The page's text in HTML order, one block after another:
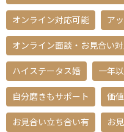
オンライン対応可能 ア
オンライン面談・お見合い
ハイステータス婚 一年
自分磨きもサポート 価
お見合い立ち合い有 お